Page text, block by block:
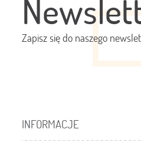
Zapisz się do naszego
INFORMACJE